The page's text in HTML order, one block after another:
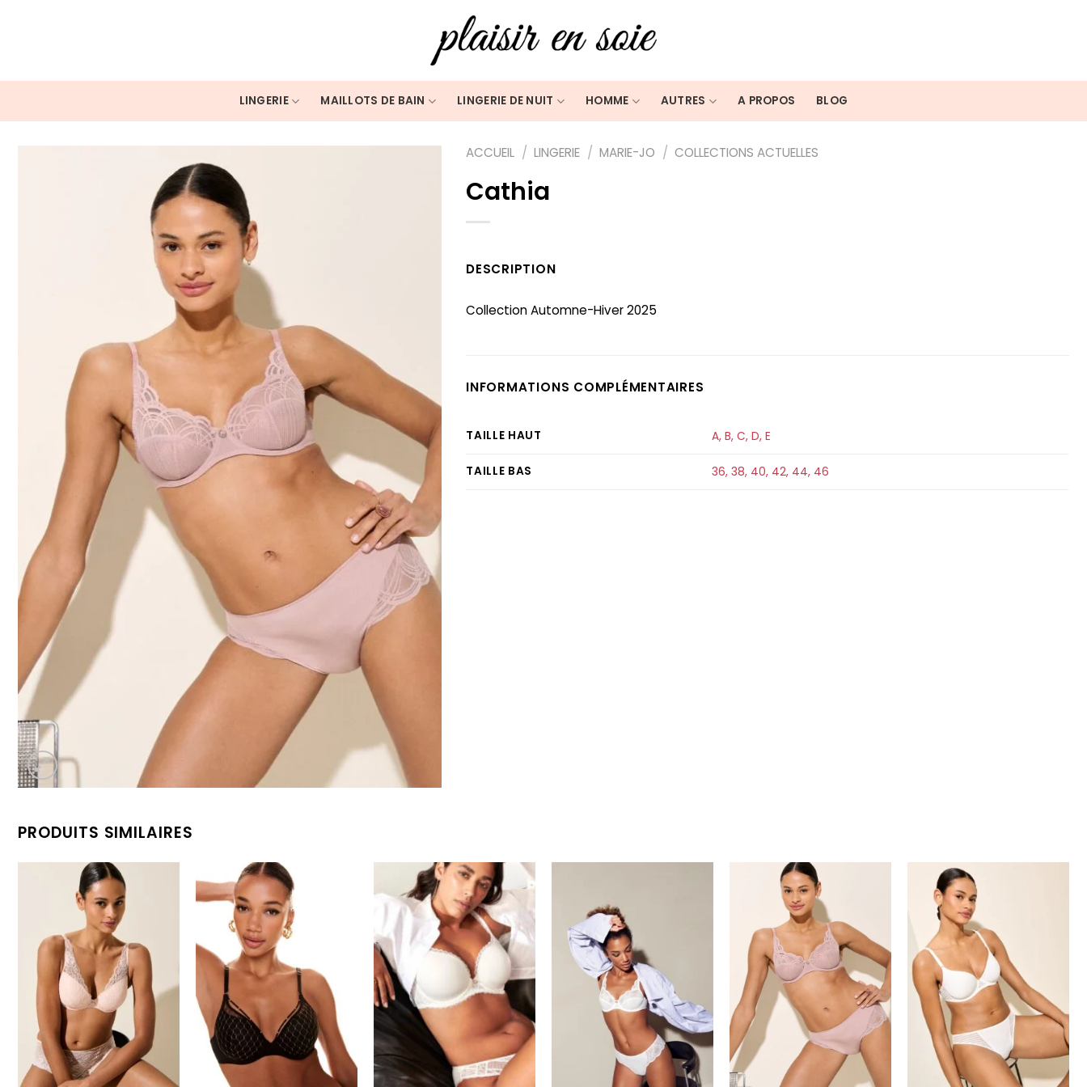
LINGERIE MAILLOTS DE BAIN LINGERIE DE NUIT HOMME AUTRES A PROPOS BLOG
ACCUEIL / LINGERIE / MARIE-JO / COLLECTIONS ACTUELLES
Cathia
DESCRIPTION
Collection Automne-Hiver 2025
INFORMATIONS COMPLÉMENTAIRES
TAILLE HAUT A, B, C, D, E
TAILLE BAS 36, 38, 40, 42, 44, 46
PRODUITS SIMILAIRES